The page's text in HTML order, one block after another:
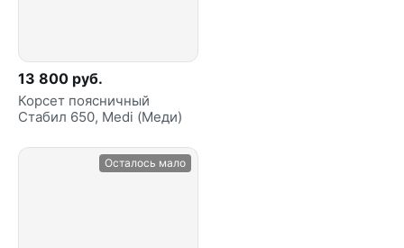
13 800 руб.
Корсет поясничный
Стабил 650, Medi (Меди)
Осталось мало